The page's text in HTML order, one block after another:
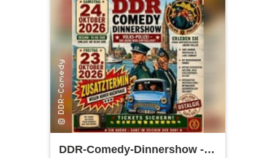
DDR-Comedy-Dinnershow -